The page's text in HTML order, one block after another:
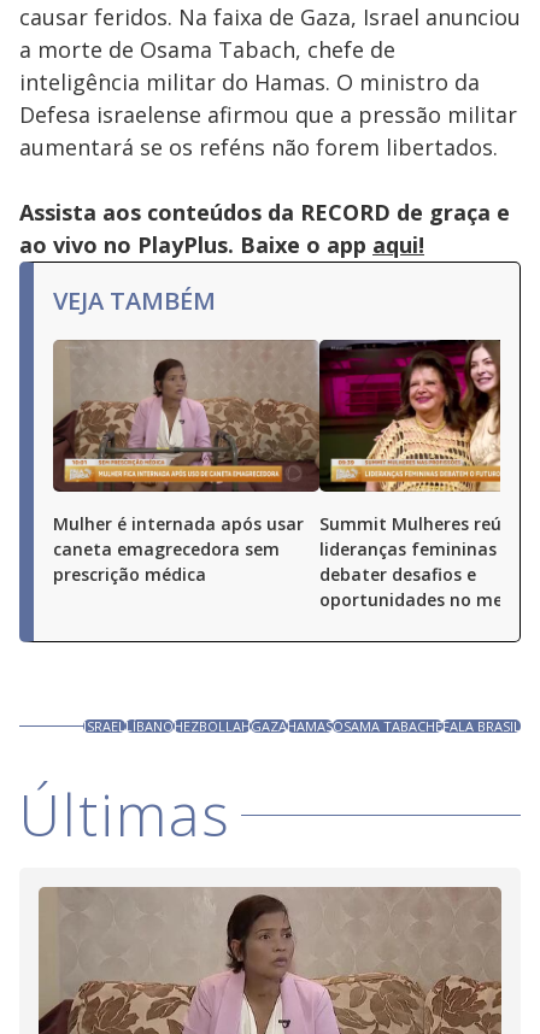
causar feridos. Na faixa de Gaza, Israel anunciou
a morte de Osama Tabach, chefe de
inteligência militar do Hamas. O ministro da
Defesa israelense afirmou que a pressão militar
aumentará se os reféns não forem libertados.
Assista aos conteúdos da RECORD de graça e
ao vivo no PlayPlus. Baixe o app aqui!
VEJA TAMBÉM
Mulher é internada após usar
caneta emagrecedora sem
prescrição médica
Summit Mulheres reúne
lideranças femininas para
debater desafios e
oportunidades no
ISRAELLÍBANOHEZBOLLAHGAZAHAMASOSAMA TABACHEFALA BRASIL
Últimas